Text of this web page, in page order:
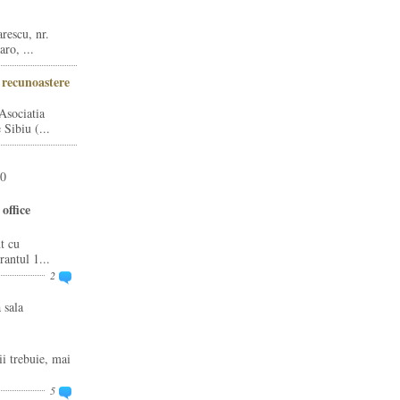
nr.
...
Sibiu (...
cu
1...
2
trebuie, mai
5